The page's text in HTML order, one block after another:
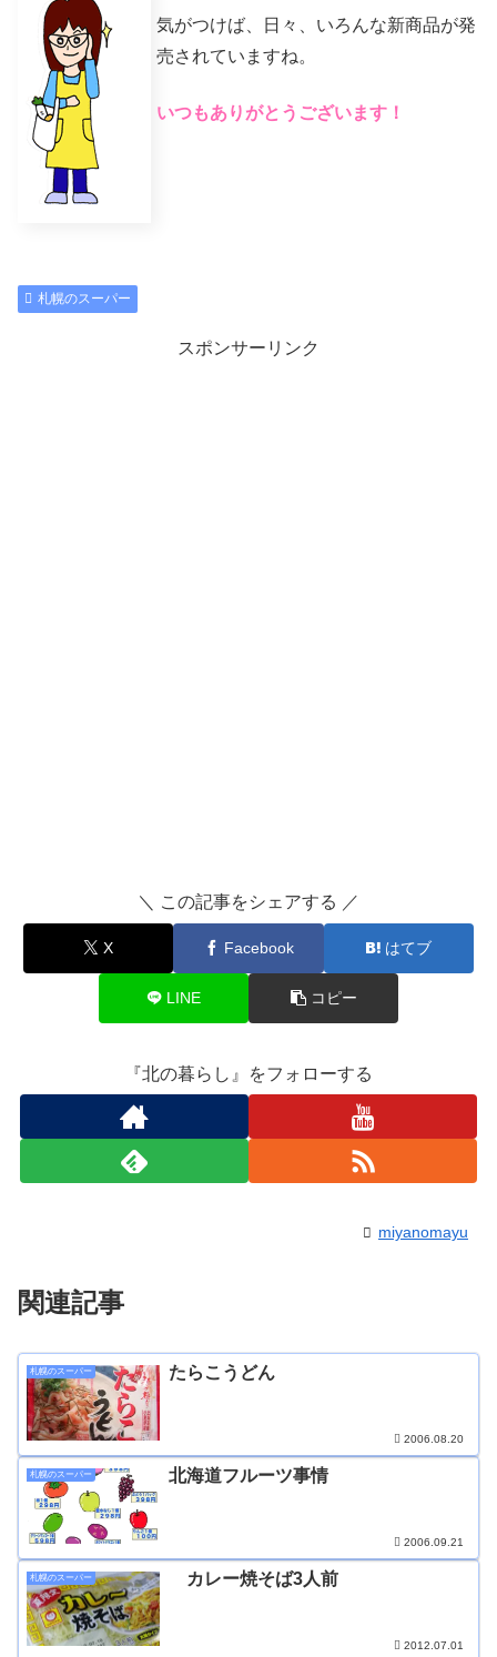
気がつけば、日々、いろんな新商品が発
売されていますね。
いつもありがとうございます！
札幌のスーパー
スポンサーリンク
＼ この記事をシェアする ／
X Facebook はてブ
LINE コピー
『北の暮らし』をフォローする
miyanomayu
関連記事
札幌のスーパー たらこうどん
2006.08.20
札幌のスーパー 北海道フルーツ事情
2006.09.21
札幌のスーパー カレー焼そば3人前
2012.07.01